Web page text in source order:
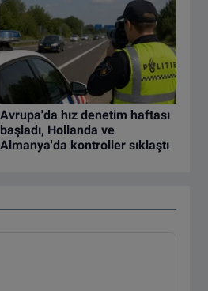
Avrupa'da hız denetim haftası
başladı, Hollanda ve
Almanya'da kontroller sıklaştı